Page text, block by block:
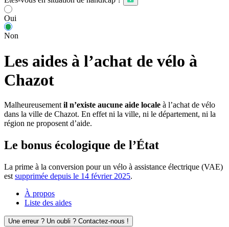
Oui
Non
Les aides à l’achat de vélo à
Chazot
Malheureusement il n’existe aucune aide locale à l’achat de vélo
dans la ville de Chazot. En effet ni la ville, ni le département, ni la
région ne proposent d’aide.
Le bonus écologique de l’État
La prime à la conversion pour un vélo à assistance électrique (VAE)
est supprimée depuis le 14 février 2025.
À propos
Liste des aides
Une erreur ? Un oubli ? Contactez-nous !